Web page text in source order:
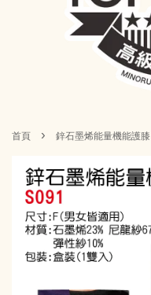
首頁 › 鋅石墨烯能量機能護膝